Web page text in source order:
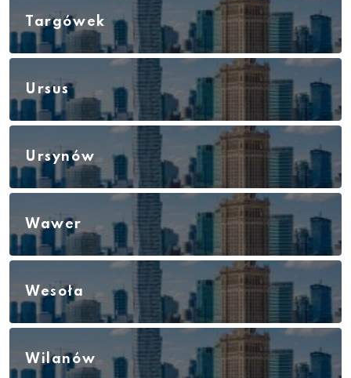
Targówek
Ursus
Ursynów
Wawer
Wesoła
Wilanów